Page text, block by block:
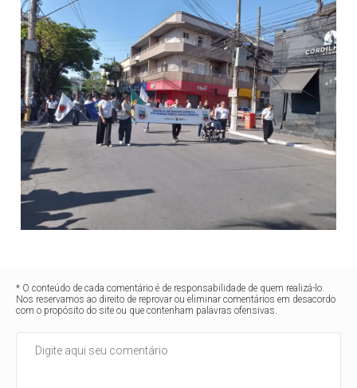
* O conteúdo de cada comentário é de responsabilidade de quem realizá-lo.
Nos reservamos ao direito de reprovar ou eliminar comentários em desacordo
com o propósito do site ou que contenham palavras ofensivas.